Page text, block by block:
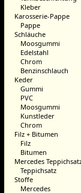
Kleber
Karosserie-Pappe
Pappe
Schläuche
Moosgummi
Edelstahl
Chrom
Benzinschlauch
Keder
Gummi
PVC
Moosgummi
Kunstleder
Chrom
Filz + Bitumen
Filz
Bitumen
Mercedes
Teppichsatz
Stoffe
Mercedes